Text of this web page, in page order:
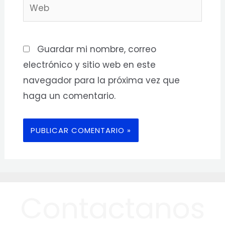
Guardar mi nombre, correo
electrónico y sitio web en este
navegador para la próxima vez que
haga un comentario.